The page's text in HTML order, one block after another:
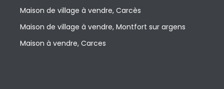
Maison de village à vendre, Carcès
Maison de village à vendre, Montfort sur argens
Maison à vendre, Carces